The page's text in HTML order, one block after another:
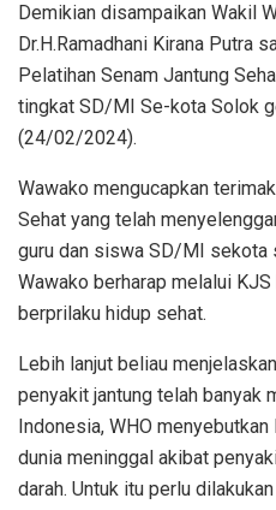
Demikian disampaikan Wakil
Dr.H.Ramadhani Kirana Putra
Pelatihan Senam Jantung
tingkat SD/MI Se-kota Solok
(24/02/2024).
Wawako mengucapkan
Sehat yang telah
guru dan siswa SD/MI sekota
Wawako berharap melalui
berprilaku hidup sehat.
Lebih lanjut beliau
penyakit jantung telah banyak
Indonesia, WHO
dunia meninggal akibat
darah. Untuk itu perlu